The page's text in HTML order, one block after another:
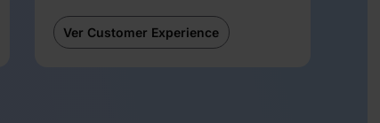
Ver Customer Experience